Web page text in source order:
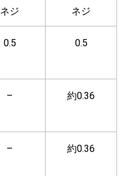
ネジ ネジ
0.5 0.5
– 約0.36
– 約0.36